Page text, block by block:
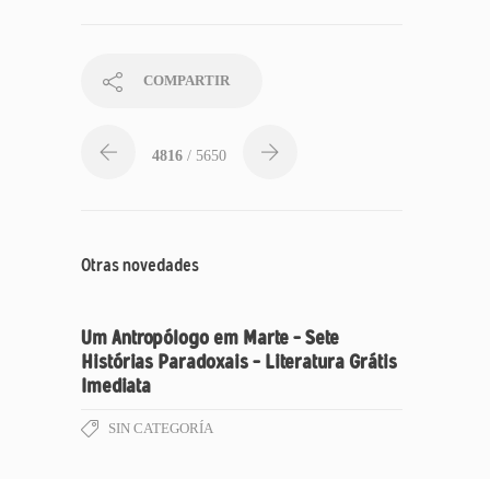
COMPARTIR
4816 / 5650
Otras novedades
Um Antropólogo em Marte – Sete
Histórias Paradoxais – Literatura Grátis
Imediata
SIN CATEGORÍA